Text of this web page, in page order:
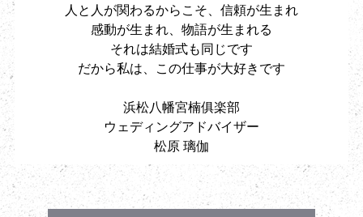
人と人が関わるからこそ、信頼が生まれ
感動が生まれ、物語が生まれる
それは結婚式も同じです
だから私は、この仕事が大好きです
浜松八幡宮楠俱楽部
ウェディングアドバイザー
松原 璃伽